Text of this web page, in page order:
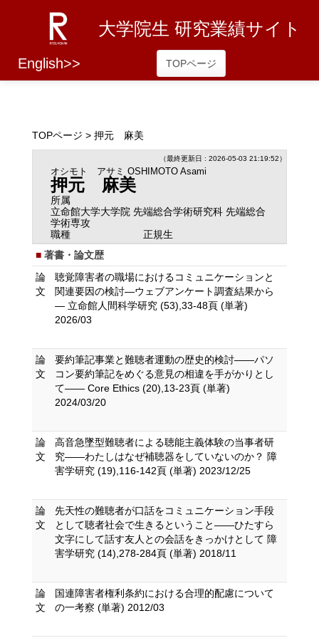
大学院生 研究業績サイト
English>> TOPページ
TOPページ > 押元 麻美
（最終更新日 : 2026-05-03 21:19:52）
オシモト アサミ OSHIMOTO Asami
押元 麻美
所属
立命館大学大学院 先端総合学術研究科 先端総合
学術専攻
職種
正規生
著書・論文歴
論
文
聴覚障害者の職場におけるコミュニケーションと
関連要因の検討―ウェブアンケート調査結果から
― 立命館人間科学研究 (53),33-48頁 (単著)
2026/03
論
文
要約筆記事業と難聴者運動の歴史的検討――パソ
コン要約筆記をめぐる意見の相違を手がかりとし
て―― Core Ethics (20),13-23頁 (単著)
2024/03/20
論
文
高音急墜型難聴者による聴能主義体験の当事者研
究――わたしはなぜ補聴器をしていないのか？ 障
害学研究 (19),116-142頁 (単著) 2023/12/25
論
文
先天性の難聴者が口話をコミュニケーション手段
として聴者社会で生きるということ――ひたすら
文字にして話す友人との会話をきっかけとして 障
害学研究 (14),278-284頁 (単著) 2018/11
論
文
国連障害者権利条約における合理的配慮について
の一考察 (単著) 2012/03